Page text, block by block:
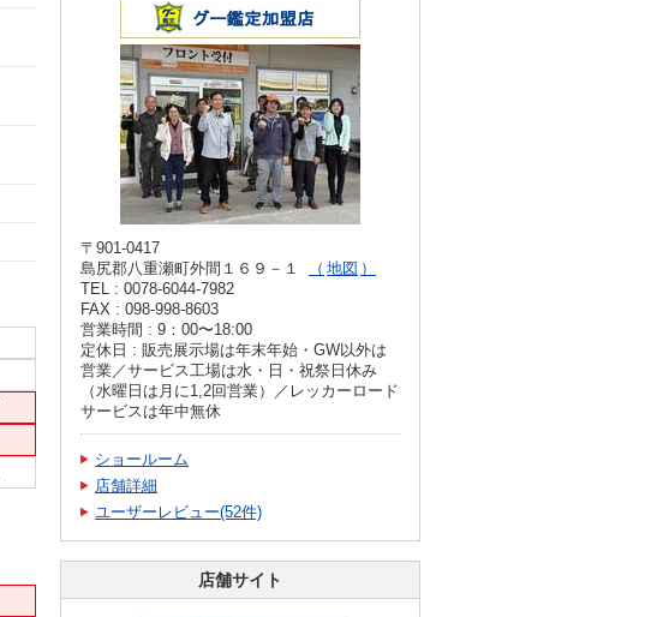
〒901-0417
島尻郡八重瀬町外間１６９－１
地図
TEL : 0078-6044-7982
FAX : 098-998-8603
営業時間 : 9：00〜18:00
定休日 : 販売展示場は年末年始・GW以外は
営業／サービス工場は水・日・祝祭日休み
（水曜日は月に1,2回営業）／レッカーロード
サービスは年中無休
ショールーム
店舗詳細
ユーザーレビュー(52件)
店舗サイト